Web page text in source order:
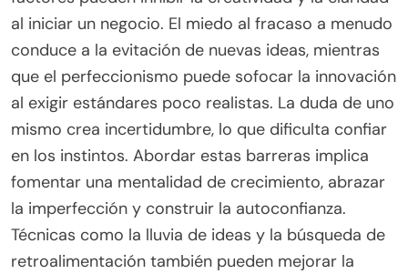
al iniciar un negocio. El miedo al fracaso a menudo
conduce a la evitación de nuevas ideas, mientras
que el perfeccionismo puede sofocar la innovación
al exigir estándares poco realistas. La duda de uno
mismo crea incertidumbre, lo que dificulta confiar
en los instintos. Abordar estas barreras implica
fomentar una mentalidad de crecimiento, abrazar
la imperfección y construir la autoconfianza.
Técnicas como la lluvia de ideas y la búsqueda de
retroalimentación también pueden mejorar la